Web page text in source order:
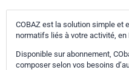
COBAZ est la solution simple et
normatifs liés à votre activité, en
Disponible sur abonnement,
composer selon vos besoins